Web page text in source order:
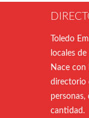
Toledo
locales de
Nace con
directorio
cantidad.